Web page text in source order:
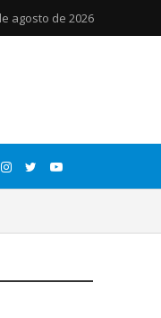
agosto de 2026